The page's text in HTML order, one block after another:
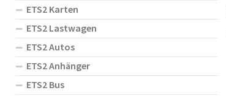
ETS2 Karten
ETS2 Lastwagen
ETS2 Autos
ETS2 Anhänger
ETS2 Bus